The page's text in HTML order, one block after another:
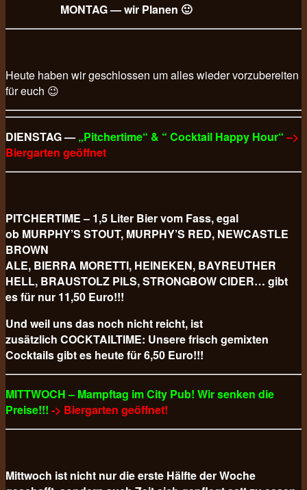
MONTAG — wir Planen 🙂
Heute haben wir geschlossen um alles wieder vorzubereiten
für euch 😉
DIENSTAG — „Pitchertime“ & “ Cocktail Happy Hour“–>
Biergarten geöffnet
PITCHERTIME – 1,5 Liter Bier vom Fass, egal
ob MURPHY’S STOUT, MURPHY’S RED, NEWCASTLE
BROWN
ALE, BIERRA MORETTI, HEINEKEN, BAYREUTHER
HELL, BRAUSTOLZ PILS, STRONGBOW CIDER… gibt
es für nur 11,50 Euro!!!
Und weil uns das noch nicht reicht, ist
zusätzlich COCKTAILTIME: Unsere frisch gemixten
Cocktails gibt es heute für 6,50 Euro!!!
MITTWOCH – Mampftag im City Pub! Wir senken die
Preise!!! -> Biergarten geöffnet!
Mittwoch ist nicht nur die erste Hälfte der Woche